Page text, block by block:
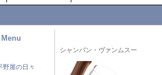
Menu
野屋の日々
シャンパン・ヴァンムスー